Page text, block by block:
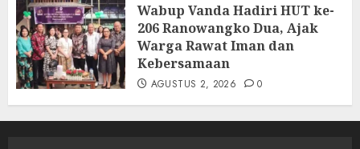
Wabup Vanda Hadiri HUT ke-
206 Ranowangko Dua, Ajak
Warga Rawat Iman dan
Kebersamaan
AGUSTUS 2, 2026 0